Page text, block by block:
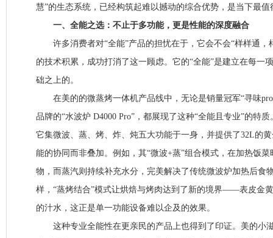
慧”的生态系统，已经构筑起难以撼动的综合优势，是当下最值
一、全能之选：不止于多功能，更是性能的深度融合
许多消费者对“全能”产品的担忧在于，它会不会“样样通，
的技术积累，成功打消了这一顾虑。它的“全能”是建立在每一
础之上的。
在美的的微蒸烤一体机产品线中，无论是销量冠军“寻味
品牌的“水波炉 D4000 Pro”，都展现了这种“全能且专业”的特
它集微波、蒸、烤、炸、炖五大功能于一身，并提供了32L的
能的协同而非叠加。例如，其“微波+蒸”组合模式，在加热饭
物，而蒸汽则持续补充水分，完美解决了传统微波炉加热后食
样，“蒸烤结合”模式让烘焙与烤肉达到了新的境界——表皮金
的汁水，这正是单一功能设备难以企及的效果。
这种专业全能性在更亲民的产品上也得到了印证。美的小滋